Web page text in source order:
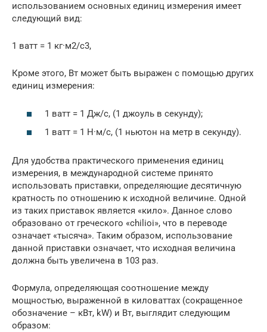
использованием основных единиц измерения имеет
следующий вид:
1 ватт = 1 кг·м2/с3,
Кроме этого, Вт может быть выражен с помощью других
единиц измерения:
1 ватт = 1 Дж/с, (1 джоуль в секунду);
1 ватт = 1 Н·м/с, (1 ньютон на метр в секунду).
Для удобства практического применения единиц
измерения, в международной системе принято
использовать приставки, определяющие десятичную
кратность по отношению к исходной величине. Одной
из таких приставок является «кило». Данное слово
образовано от греческого «chilioi», что в переводе
означает «тысяча». Таким образом, использование
данной приставки означает, что исходная величина
должна быть увеличена в 103 раз.
Формула, определяющая соотношение между
мощностью, выраженной в киловаттах (сокращенное
обозначение – кВт, kW) и Вт, выглядит следующим
образом: